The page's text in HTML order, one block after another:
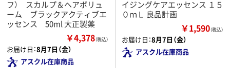
フ） スカルプ＆ヘアボリュ
ーム ブラックアクティブエ
ッセンス 50ml 大正製薬
￥4,378（税込）
お届け日：8月7日（金）
アスクル在庫商品
イジングケアエッセンス １５
０ｍＬ 良品計画
￥1,590（税込）
お届け日：8月7日（金）
アスクル在庫商品